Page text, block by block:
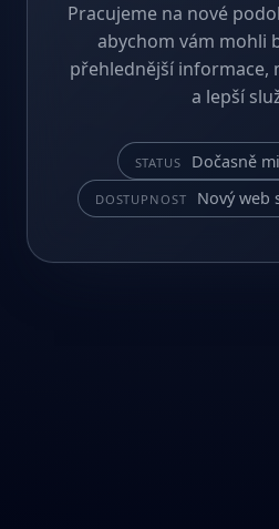
Pracujeme na nové
abychom vám mohli
přehlednější informace,
a lepší
STATUS Dočasně
DOSTUPNOST Nový web